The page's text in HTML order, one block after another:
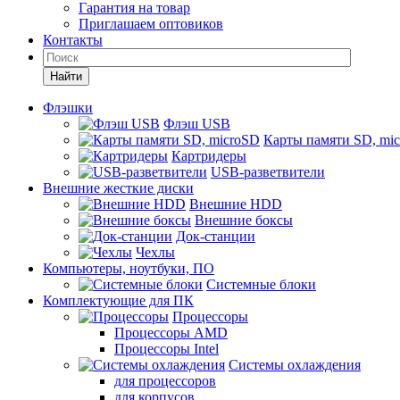
Гарантия на товар
Приглашаем оптовиков
Контакты
Найти
Флэшки
Флэш USB
Карты памяти SD,
Картридеры
USB-разветвители
Внешние жесткие диски
Внешние HDD
Внешние боксы
Док-станции
Чехлы
Компьютеры, ноутбуки, ПО
Системные блоки
Комплектующие для ПК
Процессоры
Процессоры AMD
Процессоры Intel
Системы охлаждения
для процессоров
для корпусов